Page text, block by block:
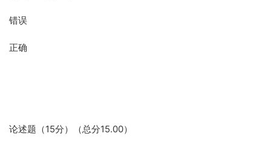
错误
正确
论述题（15分）（总分15.00）